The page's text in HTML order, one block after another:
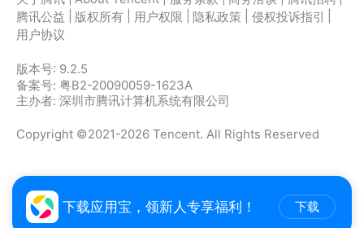
【双语对照】
音视频课程均配有中英同步课文
【查询生词】
在课文中长按单词查询释义，一键加入本课收藏＆生词
为精听练习量身定制，攻破听力难点和句型盲点
腾讯公益
版权所有 用户权限 隐私政策 侵权投诉指引
用户协议
版本号: 9.2.5
备案号: 粤B2-20090059-1623A
主办者: 深圳市腾讯计算机系统有限公司
Copyright ©2021-2026 Tencent. All Rights Reserved
下载应用宝，领新人专享福利！ 下载